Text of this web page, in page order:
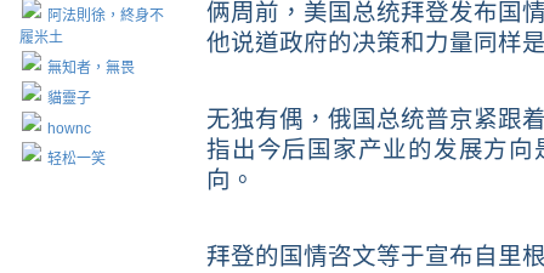
阿法則徐，終身不
履米土
無知者，無畏
貓靈子
hownc
轻松一笑
俩周前，美国总统拜登发布国
他说道政府的决策和力量同样
无独有偶，俄国总统普京紧跟
指出今后国家产业的发展方
向。
拜登的国情咨文等于宣布自里